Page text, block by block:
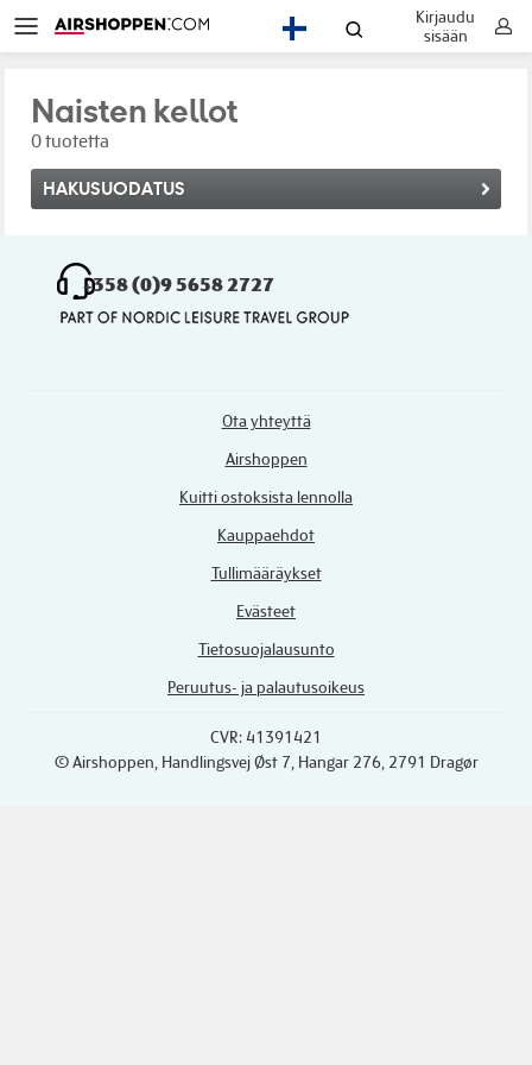
Kirjaudu
sisään
Naisten kellot
0 tuotetta
HAKUSUODATUS
+358 (0)9 5658 2727
Ota yhteyttä
Airshoppen
Kuitti ostoksista lennolla
Kauppaehdot
Tullimääräykset
Evästeet
Tietosuojalausunto
Peruutus- ja palautusoikeus
CVR: 41391421
© Airshoppen , Handlingsvej Øst 7, Hangar 276, 2791 Dragør